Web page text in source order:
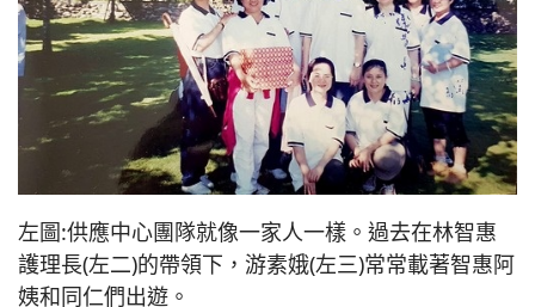
左圖:供應中心團隊就像一家人一樣。過去在林智惠
護理長(左二)的帶領下，游素娥(左三)常常載著智惠阿
姨和同仁們出遊。